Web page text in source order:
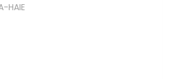
HAIE